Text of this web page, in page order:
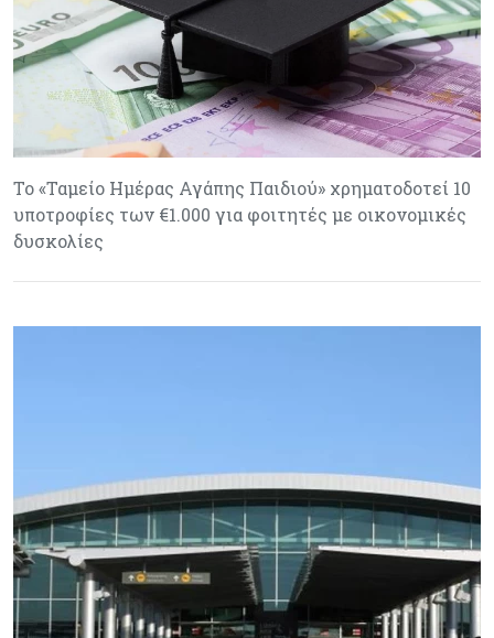
Το «Ταμείο Ημέρας Αγάπης Παιδιού» χρηματοδοτεί 10
υποτροφίες των €1.000 για φοιτητές με οικονομικές
δυσκολίες